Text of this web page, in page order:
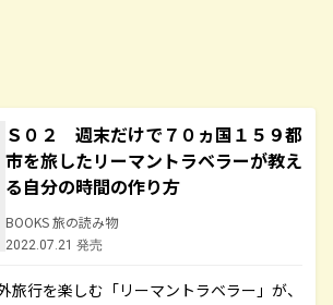
Ｓ０２ 週末だけで７０ヵ国１５９都
市を旅したリーマントラベラーが教え
る自分の時間の作り方
BOOKS 旅の読み物
2022.07.21 発売
旅行を楽しむ「リーマントラベラー」が、